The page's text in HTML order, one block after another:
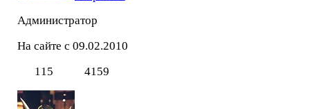
Администратор
На сайте с 09.02.2010
115
4159